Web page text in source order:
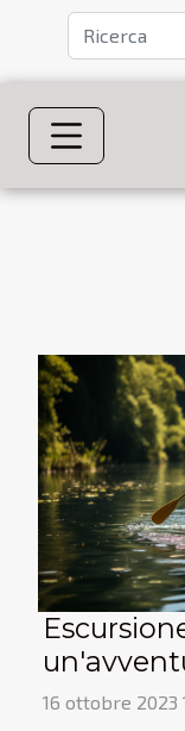
16 ottobre 2023